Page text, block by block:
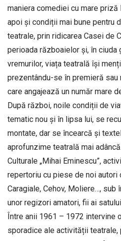
maniera comediei cu mare priză
apoi și condiții mai bune pentru
teatrale, prin ridicarea Casei de
perioada războaielor și, în
vremurilor, viața teatrală își
prezentându-se în premieră
care angajează un număr mare
După război, noile condiții de
tematic nou și în lipsa lui, se
montate, dar se încearcă și
aprofunzime teatrală mai
Culturale „Mihai Eminescu”,
repertoriu cu piese de noi autori
Caragiale, Cehov, Moliere…, sub
unor regizori amatori, fii ai
Între anii 1961 – 1972 intervine
sporadice ale activității teatrale,